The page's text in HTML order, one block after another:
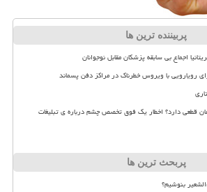
پربیننده ترین ها
اجماع بی سابقه پزشکان مقابل نوجوانان
رویارویی با ویروس خطرناک در مراکز دفن پسماند
قطعی دارد؟ اخطار یک فوق تخصص چشم درباره ی تبلیغات
پربحث ترین ها
بنوشیم؟